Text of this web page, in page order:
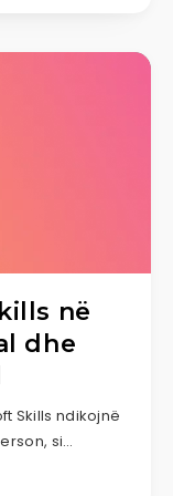
në
dhe
Skills ndikojnë
si…